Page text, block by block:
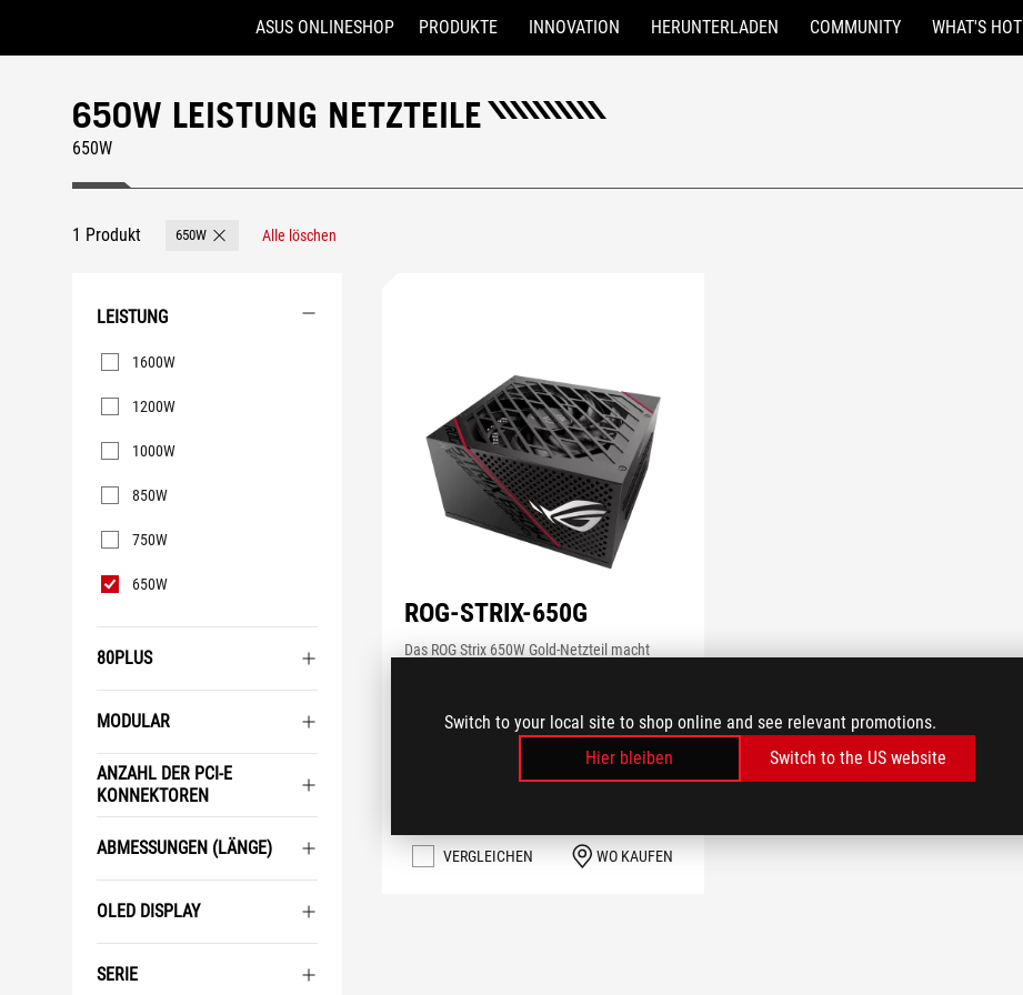
Switch to your local site to shop online and see relevant promotions.
Hier bleiben
Switch to the US website
Accessibility links
ASUS ONLINESHOP PRODUKTE INNOVATION HERUNTERLADEN COMMUNITY WHAT'S HOT
650W LEISTUNG NETZTEILE
650W
1 Produkt 650W Remove 650WAlle löschen
LEISTUNG
Leistung
1600W
1200W
1000W
850W
750W
650W
80PLUS
MODULAR
ANZAHL DER PCI-E
KONNEKTOREN
ABMESSUNGEN (LÄNGE)
OLED DISPLAY
SERIE
ROG-STRIX-650G
Das ROG Strix 650W Gold-Netzteil macht
MEHR ERFAHREN
VERGLEICHEN WO KAUFEN